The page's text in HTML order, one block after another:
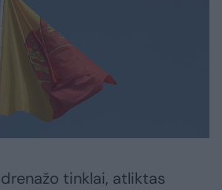
tinklai, atliktas